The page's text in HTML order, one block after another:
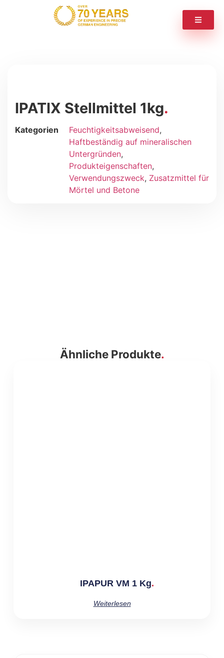
IPATIX Stellmittel 1kg
Kategorien Feuchtigkeitsabweisend,
Haftbeständig auf mineralischen
Untergründen,
Produkteigenschaften,
Verwendungszweck, Zusatzmittel für
Mörtel und Betone
Ähnliche Produkte
IPAPUR VM 1 Kg
Weiterlesen